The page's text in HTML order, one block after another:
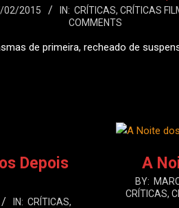
02/2015 IN: CRÍTICAS, CRÍTICAS
COMMENTS
de primeira, recheado de
Depois
IN: CRÍTICAS,
A
2014-
04-
BY:
CRÍTICAS,